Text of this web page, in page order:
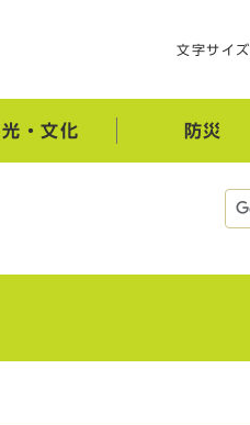
文字サイズ
・文化 防災